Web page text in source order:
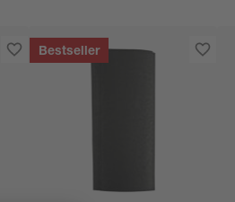
Bestseller